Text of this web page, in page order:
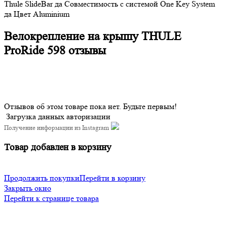
Thule SlideBar да Совместимость с системой One Key System
да Цвет Aluminium
Велокрепление на крышу THULE
ProRide 598 отзывы
Отзывов об этом товаре пока нет. Будьте первым!
Загрузка данных авторизации
Получение информации из Instagram
Товар добавлен в корзину
Продолжить покупкиПерейти в корзину
Закрыть окно
Перейти к странице товара